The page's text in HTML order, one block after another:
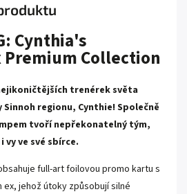
Cynthia's
Premium Collection
trenérek světa
regionu, Cynthie! Společně
tvoří nepřekonatelný tým,
ve své sbírce.
full-art foilovou promo kartu s
ex, jehož útoky způsobují silné